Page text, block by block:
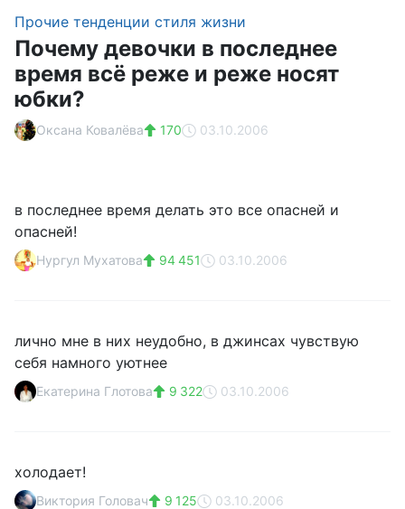
Прочие тенденции стиля жизни
Почему девочки в последнее
время всё реже и реже носят
юбки?
Оксана Ковалёва 170 03.10.2006
в последнее время делать это все опасней и
опасней!
Нургул Мухатова 94 451 03.10.2006
лично мне в них неудобно, в джинсах чувствую
себя намного уютнее
Екатерина Глотова 9 322 03.10.2006
холодает!
Виктория Головач 9 125 03.10.2006